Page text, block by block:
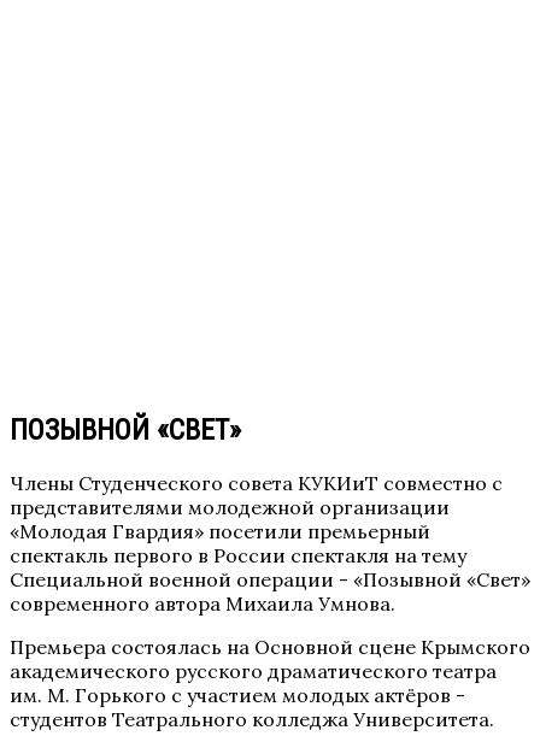
ПОЗЫВНОЙ «СВЕТ»
Члены Студенческого совета КУКИиТ совместно с
представителями молодежной организации
«Молодая Гвардия» посетили премьерный
спектакль первого в России спектакля на тему
Специальной военной операции - «Позывной «Свет»
современного автора Михаила Умнова.
Премьера состоялась на Основной сцене Крымского
академического русского драматического театра
им. М. Горького с участием молодых актёров -
студентов Театрального колледжа Университета.